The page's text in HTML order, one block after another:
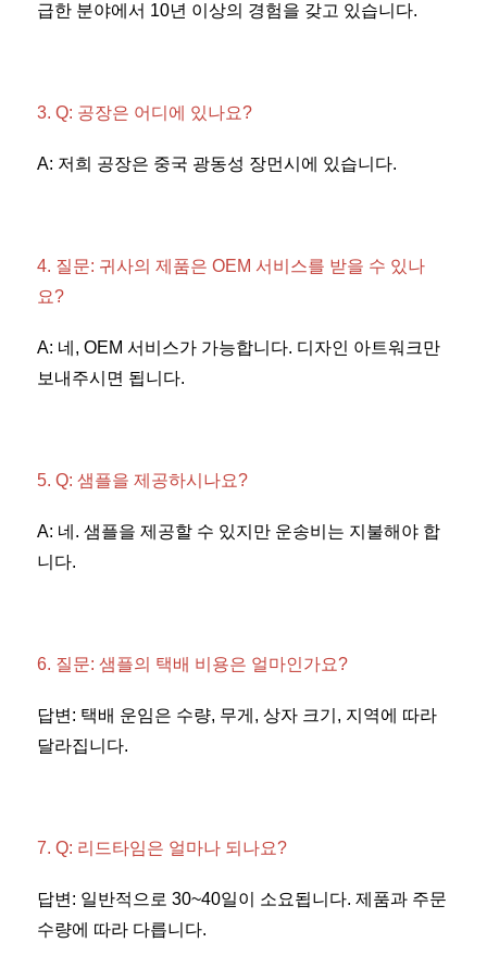
급한 분야에서 10년 이상의 경험을 갖고 있습니다.
3. Q: 공장은 어디에 있나요?
A: 저희 공장은 중국 광동성 장먼시에 있습니다.
4. 질문: 귀사의 제품은 OEM 서비스를 받을 수 있나
요?
A: 네, OEM 서비스가 가능합니다. 디자인 아트워크만
보내주시면 됩니다.
5. Q: 샘플을 제공하시나요?
A: 네. 샘플을 제공할 수 있지만 운송비는 지불해야 합
니다.
6. 질문: 샘플의 택배 비용은 얼마인가요?
답변: 택배 운임은 수량, 무게, 상자 크기, 지역에 따라
달라집니다.
7. Q: 리드타임은 얼마나 되나요?
답변: 일반적으로 30~40일이 소요됩니다. 제품과 주문
수량에 따라 다릅니다.